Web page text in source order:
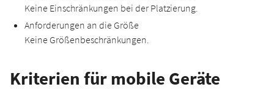
Keine Einschränkungen bei der Platzierung.
Anforderungen an die Größe
Keine Größenbeschränkungen.
Kriterien für mobile Geräte